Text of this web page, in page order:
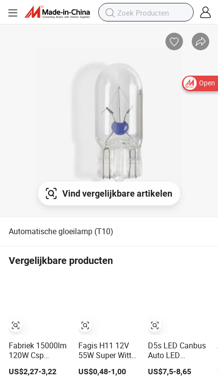
Open
Vind vergelijkbare artikelen
Automatische gloeilamp (T10)
Vergelijkbare producten
Fabriek 15000lm
120W Csp
9006 Auto LED
US$2,27-3,22
Fagis H11 12V
55W Super Witte
Halogeen
US$0,48-1,00
D5s LED Canbus
Auto LED
LED Verlichting
US$7,5-8,65